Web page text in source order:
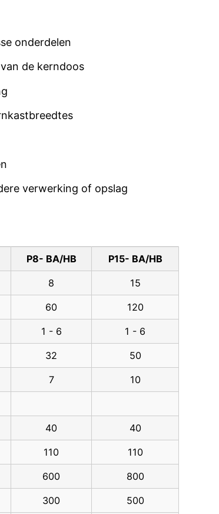
onderdelen
de kerndoos
verwerking of opslag
P8- BA/HB P15- BA/HB
8 15
60 120
1 - 6 1 - 6
32 50
7 10
40 40
110 110
600 800
300 500